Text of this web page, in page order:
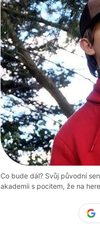
Co bude dál? Svůj původní
akademii s pocitem, že na